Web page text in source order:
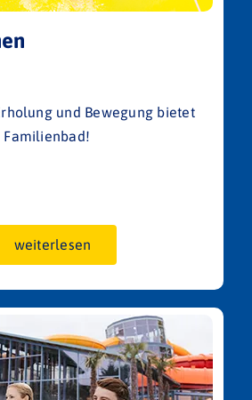
und Bewegung bietet
Familienbad!
weiterlesen